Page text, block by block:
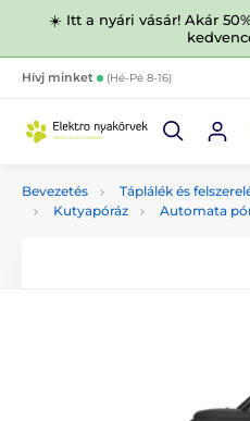
☀️ Itt a nyári vásár! Akár
Hívj minket (Hé-Pé 8-16)
Bevezetés Táplálék és
Kutyapóráz
Automata